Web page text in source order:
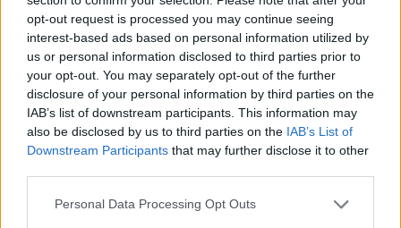
opt-out request is processed you may continue seeing
interest-based ads based on personal information utilized by
us or personal information disclosed to third parties prior to
your opt-out. You may separately opt-out of the further
disclosure of your personal information by third parties on the
IAB’s list of downstream participants. This information may
also be disclosed by us to third parties on the IAB’s List of
Downstream Participants that may further disclose it to other
Personal Data Processing Opt Outs
inps
437 euro
2026-02-23
Esonero dal versamento dei contributi previdenziali
per l'assunzione di giovani lavoratori ( art. 1 comma 10-15
L. 178/
inps
2026-01-29